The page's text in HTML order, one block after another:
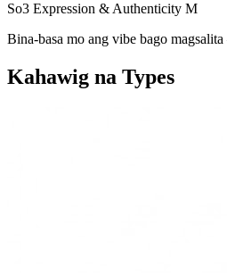
So3 Expression & Authenticity M
Bina-basa mo ang vibe bago
Kahawig na Types